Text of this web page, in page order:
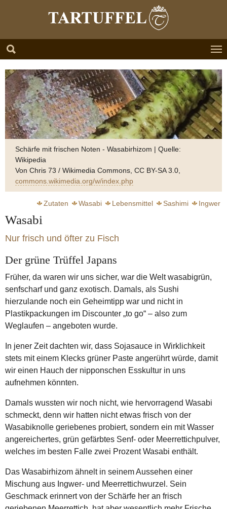
Schärfe mit frischen Noten - Wasabirhizom | Quelle:
Wikipedia
Von Chris 73 / Wikimedia Commons, CC BY-SA 3.0,
commons.wikimedia.org/w/index.php
Zutaten Wasabi Lebensmittel Sashimi
Ingwer
Wasabi
Nur frisch und öfter zu Fisch
Der grüne Trüffel Japans
Früher, da waren wir uns sicher, war die Welt wasabigrün,
senfscharf und ganz exotisch. Damals, als Sushi
hierzulande noch ein Geheimtipp war und nicht in
Plastikpackungen im Discounter „to go“ – also zum
Weglaufen – angeboten wurde.
In jener Zeit dachten wir, dass Sojasauce in Wirklichkeit
stets mit einem Klecks grüner Paste angerührt würde, damit
wir einen Hauch der nipponschen Esskultur in uns
aufnehmen könnten.
Damals wussten wir noch nicht, wie hervorragend Wasabi
schmeckt, denn wir hatten nicht etwas frisch von der
Wasabiknolle geriebenes probiert, sondern ein mit Wasser
angereichertes, grün gefärbtes Senf- oder Meerrettichpulver,
welches im besten Falle zwei Prozent Wasabi enthält.
Das Wasabirhizom ähnelt in seinem Aussehen einer
Mischung aus Ingwer- und Meerrettichwurzel. Sein
Geschmack erinnert von der Schärfe her an frisch